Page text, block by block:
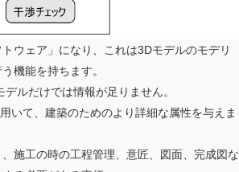
ウェア」になり、これは3Dモデルのモデリ
機能を持ちます。
ルだけでは情報が足りません。
いて、建築のためのより詳細な属性を与えま
施工の時の工程管理、意匠、図面、完成図な